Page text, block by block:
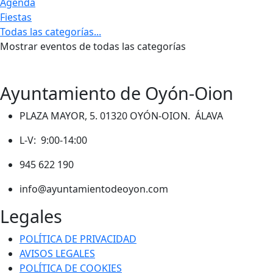
Fiestas
Todas las categorías...
Mostrar eventos de todas las categorías
Ayuntamiento de Oyón-Oion
PLAZA MAYOR, 5. 01320 OYÓN-OION. ÁLAVA
L-V: 9:00-14:00
945 622 190
info@ayuntamientodeoyon.com
Legales
POLÍTICA DE PRIVACIDAD
AVISOS LEGALES
POLÍTICA DE COOKIES